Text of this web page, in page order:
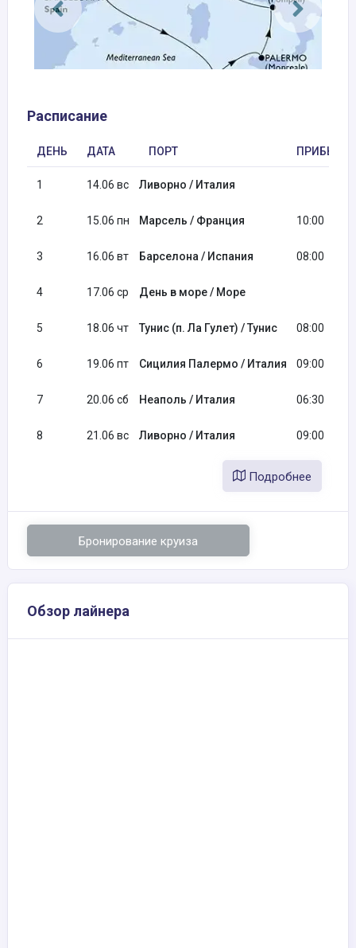
Расписание
ДЕНЬ ДАТА ПОРТ ПРИБЫТИЕ
1 14.06 вс Ливорно / Италия
2 15.06 пн Марсель / Франция 10:00
3 16.06 вт Барселона / Испания 08:00
4 17.06 ср День в море / Море
5 18.06 чт Тунис (п. Ла Гулет) / Тунис 08:00
6 19.06 пт Сицилия Палермо / Италия 09:00
7 20.06 сб Неаполь / Италия 06:30
8 21.06 вс Ливорно / Италия 09:00
Подробнее
Бронирование круиза
Обзор лайнера